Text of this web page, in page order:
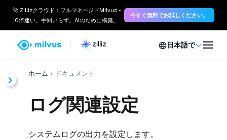
🚀 Zillizクラウド：フルマネージドMilvus -
10倍速い。手間いらず。AIのために構築。
今すぐ無料でお試しください。
日本語で
ホーム ドキュメント
ログ関連設定
システムログの出力を設定します。